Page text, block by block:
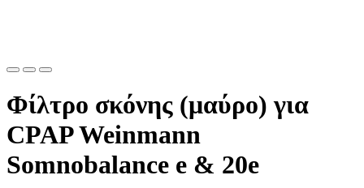
Φίλτρο σκόνης (μαύρο) για
CPAP Weinmann
Somnobalance e & 20e